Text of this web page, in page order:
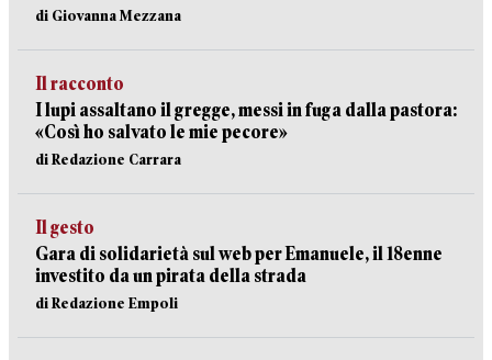
di Giovanna Mezzana
Il racconto
I lupi assaltano il gregge, messi in fuga dalla pastora:
«Così ho salvato le mie pecore»
di Redazione Carrara
Il gesto
Gara di solidarietà sul web per Emanuele, il 18enne
investito da un pirata della strada
di Redazione Empoli